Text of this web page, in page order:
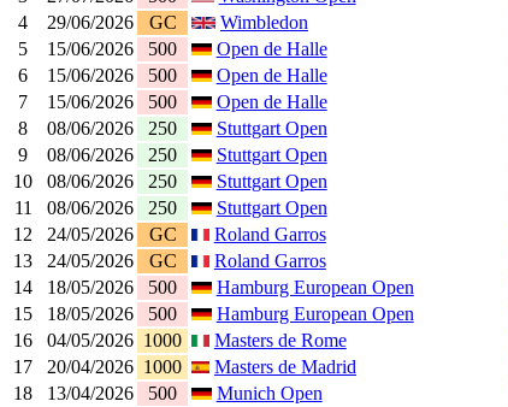
4
29/06/2026 GC Wimbledon
5
15/06/2026 500 Open de Halle
6
15/06/2026 500 Open de Halle
7
15/06/2026 500 Open de Halle
8
08/06/2026 250 Stuttgart Open
9
08/06/2026 250 Stuttgart Open
10
08/06/2026 250 Stuttgart Open
11
08/06/2026 250 Stuttgart Open
12
24/05/2026 GC Roland Garros
13
24/05/2026 GC Roland Garros
14
18/05/2026 500 Hamburg European Open
15
18/05/2026 500 Hamburg European Open
16
04/05/2026 1000 Masters de Rome
17
20/04/2026 1000 Masters de Madrid
18
13/04/2026 500 Munich Open